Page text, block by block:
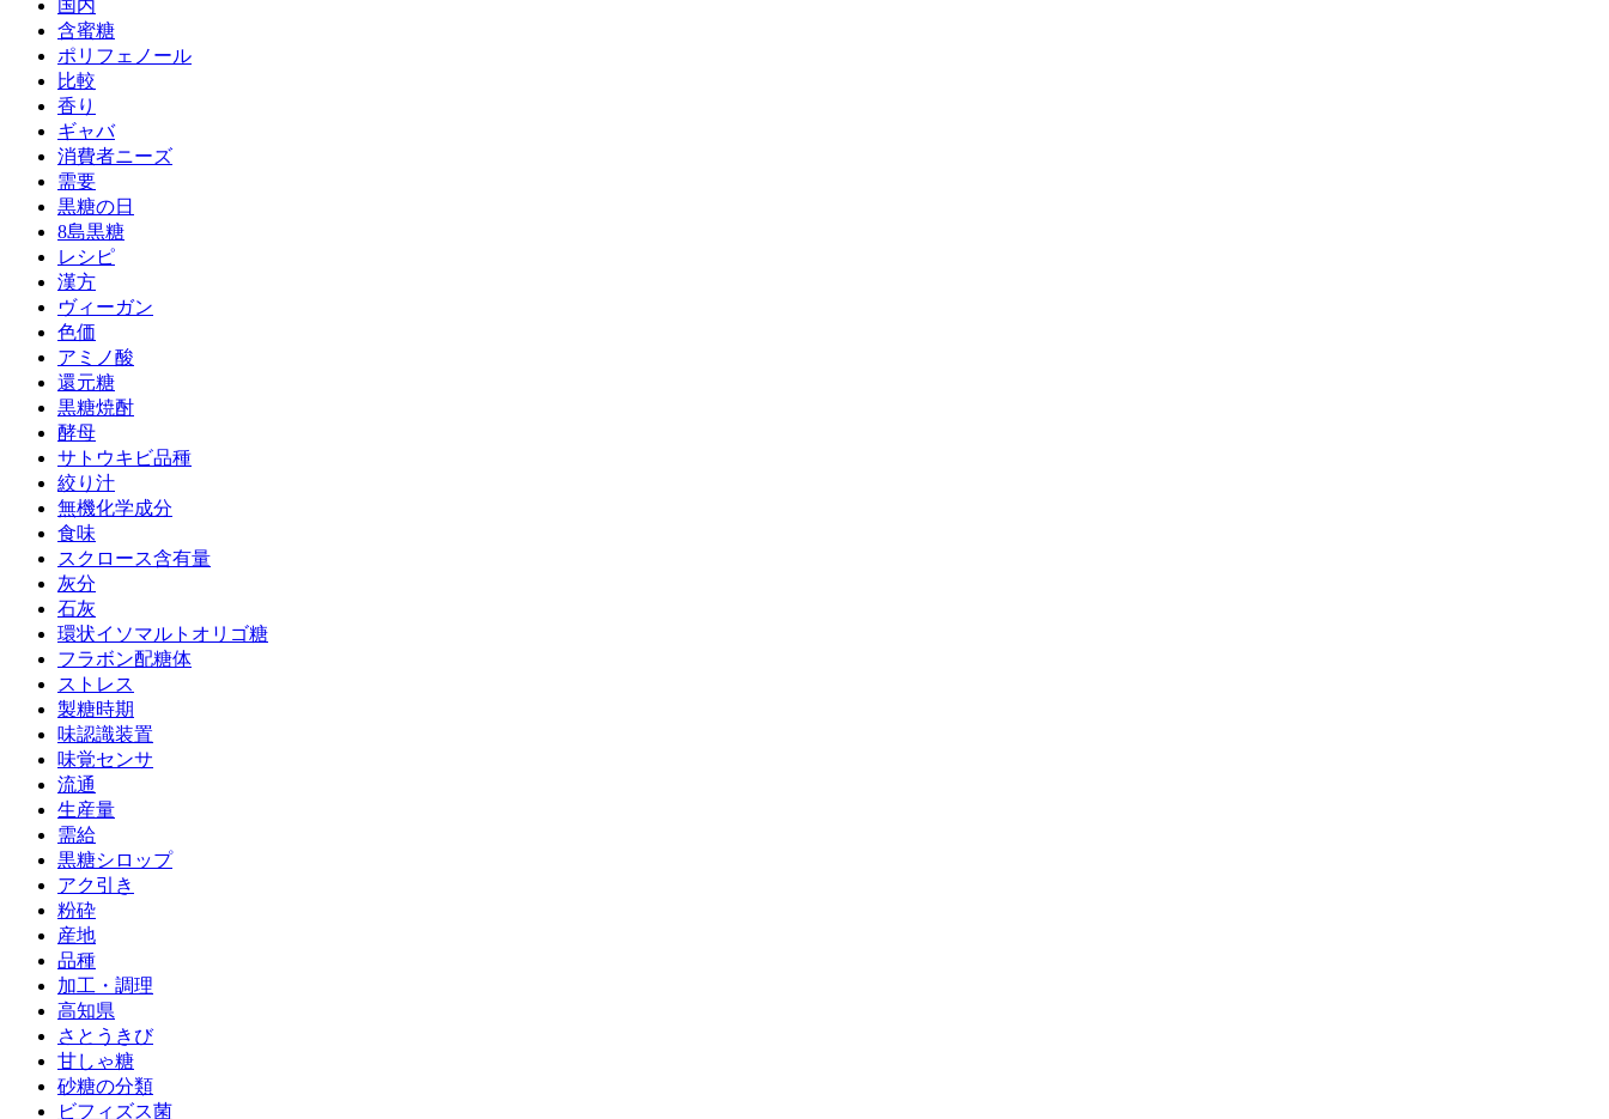
国内
含蜜糖
ポリフェノール
比較
香り
ギャバ
消費者ニーズ
需要
黒糖の日
8島黒糖
レシピ
漢方
ヴィーガン
色価
アミノ酸
還元糖
黒糖焼酎
酵母
サトウキビ品種
絞り汁
無機化学成分
食味
スクロース含有量
灰分
石灰
環状イソマルトオリゴ糖
フラボン配糖体
ストレス
製糖時期
味認識装置
味覚センサ
流通
生産量
需給
黒糖シロップ
アク引き
粉砕
産地
品種
加工・調理
高知県
さとうきび
甘しゃ糖
砂糖の分類
ビフィズス菌